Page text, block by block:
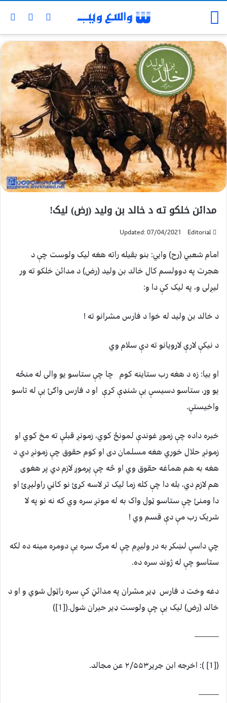
مدائن خلکو ته د خالد بن ولید (رض) ليک!
Editorial
Updated: 07/04/2021
امام شعبي (رح) وايي: بنو بقیله راته هغه لیک ولوست چې د
هجرت په دوولسم کال خالد بن ولید (رض) د مدائن خلکو ته ور
لیږلی و، په لیک کې دا و:
د خالد بن ولید له خوا د فارس مشرانو ته !
د نیکې لارې لارویانو ته دې سلام وي
او بیا: زه د هغه رب ستاینه کوم چا چې ستاسو یو والی له منځه
یو وړ، ستاسو دسیسې یې شنډې کړې او د فارس واګئ یې له تاسو
واخیستې.
خبره داده چې زموږ غوندې لمونځ کوي، زمونږ قبلې ته مخ کوي او
زمونږ حلال خوري هغه مسلمان دی او کوم حقوق چې زمونږ دي د
هغه به هم هماغه حقوق وي او څه چې پرموږ لازم دي پر هغوی
هم لازم دي، بله دا چې کله زما لیک تر لاسه کړئ نو کاڼي راولیږئ او
دا ومنئ چې ستاسو ټول واک به له مونږ سره وي که نه نو په لا
شریک رب مې دې قسم وي !
چي داسې لښکر به در ولیږم چې له مرګ سره یې دومره مینه ده لکه
ستاسو چې له ژوند سره ده.
دغه وخت د فارس ډیر مشران په مدائڼ کې سره راټول شوي و او د
خالد (رض) لیک یې چې ولوست ډیر حیران شول.([1])
———
([1] ): اخرجه ابن جریر۲/۵۵۳ عن مجالد.
——–